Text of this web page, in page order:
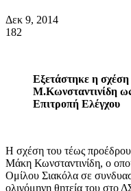
Δεκ 9, 2014
182
Εξετάστηκε η
Μ.Κωνσταντινίδη
Επιτροπή Ελέγχου
Η σχέση του τέως
Μάκη Κωνσταντινίδη, ο
Ομίλου Σιακόλα σε
ολιγόμηνη θητεία του